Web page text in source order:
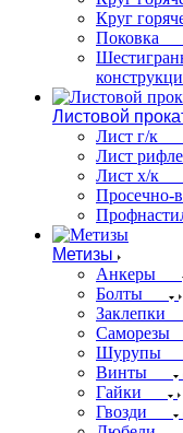
Круг
Поковка
Листовой
Лист г/к
Лист
Лист х/к
Просечно-
Метизы
Анкеры
Болты
Заклепки
Саморезы
Шурупы
Винты
Гайки
Гвозди